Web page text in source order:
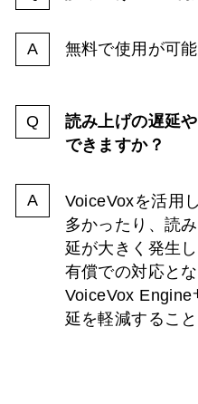
無料で使用が可能
読み上げの遅延
できますか？
VoiceVoxを活用
多かったり、読
延が大きく発生し
有償での対応と
VoiceVox Engine
延を軽減すること